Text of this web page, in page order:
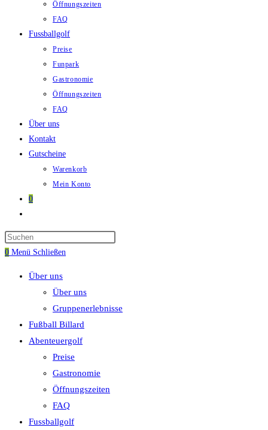
Öffnungszeiten
FAQ
Fussballgolf
Preise
Funpark
Gastronomie
Öffnungszeiten
FAQ
Über uns
Kontakt
Gutscheine
Warenkorb
Mein Konto
0
umschalten
0 Menü Schließen
Über uns
Über uns
Gruppenerlebnisse
Fußball Billard
Abenteuergolf
Preise
Gastronomie
Öffnungszeiten
FAQ
Fussballgolf